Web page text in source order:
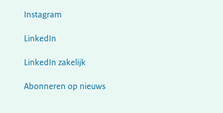
Instagram
LinkedIn
LinkedIn zakelijk
Abonneren op nieuws